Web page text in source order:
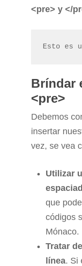
<pre> y </
Esto es
Bríndar
<pre>
Debemos
insertar
vez, se vea
Utilizar
que
códigos
Mónaco.
Tratar
línea. Si